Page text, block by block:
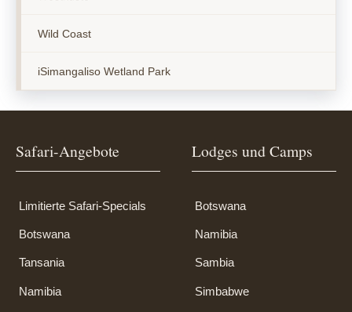
Wild Coast
iSimangaliso Wetland Park
Safari-Angebote
Limitierte Safari-Specials
Botswana
Tansania
Namibia
Lodges und Camps
Botswana
Namibia
Sambia
Simbabwe